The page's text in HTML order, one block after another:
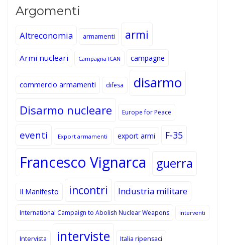
Argomenti
Altreconomia armamenti armi
Armi nucleari Campagna ICAN campagne
commercio armamenti difesa disarmo
Disarmo nucleare Europe for Peace
eventi Export armamenti export armi F-35
Francesco Vignarca guerra
Il Manifesto incontri Industria militare
International Campaign to Abolish Nuclear Weapons interventi
Intervista interviste Italia ripensaci